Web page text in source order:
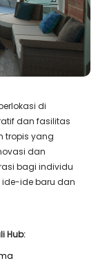
di
dan fasilitas
tropis yang
dan
bagi individu
ide baru dan
Hub: